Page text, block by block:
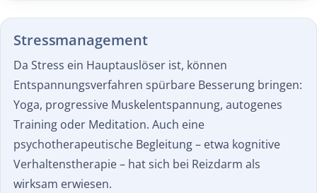
Stress­management
Da Stress ein Hauptauslöser ist, können
Entspannungs­verfahren spürbare Besserung bringen:
Yoga, progressive Muskelentspannung, autogenes
Training oder Meditation. Auch eine
psychotherapeutische Begleitung – etwa kognitive
Verhaltenstherapie – hat sich bei Reizdarm als
wirksam erwiesen.